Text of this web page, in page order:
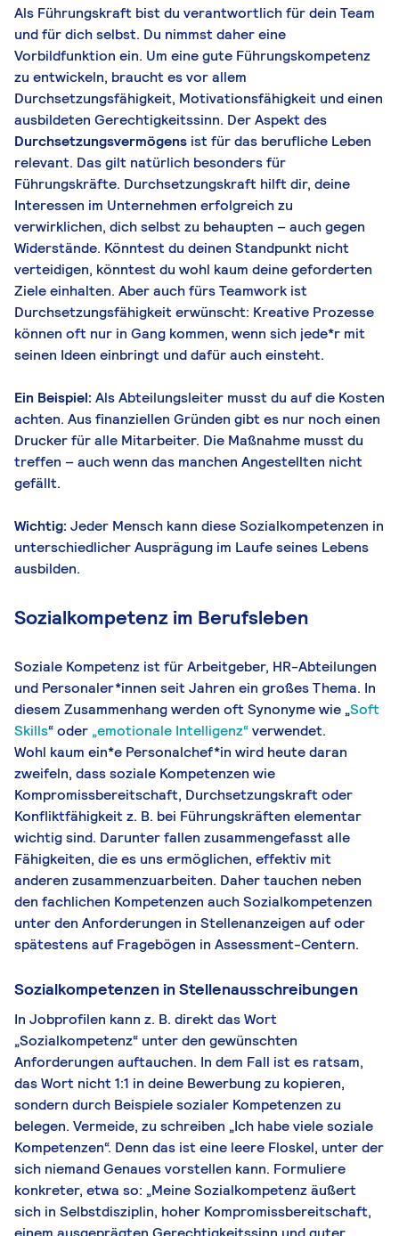
Als Führungskraft bist du verantwortlich für dein Team
und für dich selbst. Du nimmst daher eine
Vorbildfunktion ein. Um eine gute Führungskompetenz
zu entwickeln, braucht es vor allem
Durchsetzungsfähigkeit, Motivationsfähigkeit und einen
ausbildeten Gerechtigkeitssinn. Der Aspekt des
Durchsetzungsvermögens ist für das berufliche Leben
relevant. Das gilt natürlich besonders für
Führungskräfte. Durchsetzungskraft hilft dir, deine
Interessen im Unternehmen erfolgreich zu
verwirklichen, dich selbst zu behaupten – auch gegen
Widerstände. Könntest du deinen Standpunkt nicht
verteidigen, könntest du wohl kaum deine geforderten
Ziele einhalten. Aber auch fürs Teamwork ist
Durchsetzungsfähigkeit erwünscht: Kreative Prozesse
können oft nur in Gang kommen, wenn sich jede*r mit
seinen Ideen einbringt und dafür auch einsteht.
Ein Beispiel: Als Abteilungsleiter musst du auf die Kosten
achten. Aus finanziellen Gründen gibt es nur noch einen
Drucker für alle Mitarbeiter. Die Maßnahme musst du
treffen – auch wenn das manchen Angestellten nicht
gefällt.
Wichtig: Jeder Mensch kann diese Sozialkompetenzen in
unterschiedlicher Ausprägung im Laufe seines Lebens
ausbilden.
Sozialkompetenz im Berufsleben
Soziale Kompetenz ist für Arbeitgeber, HR-Abteilungen
und Personaler*innen seit Jahren ein großes Thema. In
diesem Zusammenhang werden oft Synonyme wie „Soft
Skills“ oder „emotionale Intelligenz“verwendet.
Wohl kaum ein*e Personalchef*in wird heute daran
zweifeln, dass soziale Kompetenzen wie
Kompromissbereitschaft, Durchsetzungskraft oder
Konfliktfähigkeit z. B. bei Führungskräften elementar
wichtig sind. Darunter fallen zusammengefasst alle
Fähigkeiten, die es uns ermöglichen, effektiv mit
anderen zusammenzuarbeiten. Daher tauchen neben
den fachlichen Kompetenzen auch Sozialkompetenzen
unter den Anforderungen in Stellenanzeigen auf oder
spätestens auf Fragebögen in Assessment-Centern.
Sozialkompetenzen in Stellenausschreibungen
In Jobprofilen kann z. B. direkt das Wort
„Sozialkompetenz“ unter den gewünschten
Anforderungen auftauchen. In dem Fall ist es ratsam,
das Wort nicht 1:1 in deine Bewerbung zu kopieren,
sondern durch Beispiele sozialer Kompetenzen zu
belegen. Vermeide, zu schreiben „Ich habe viele soziale
Kompetenzen“. Denn das ist eine leere Floskel, unter der
sich niemand Genaues vorstellen kann. Formuliere
konkreter, etwa so: „Meine Sozialkompetenz äußert
sich in Selbstdisziplin, hoher Kompromissbereitschaft,